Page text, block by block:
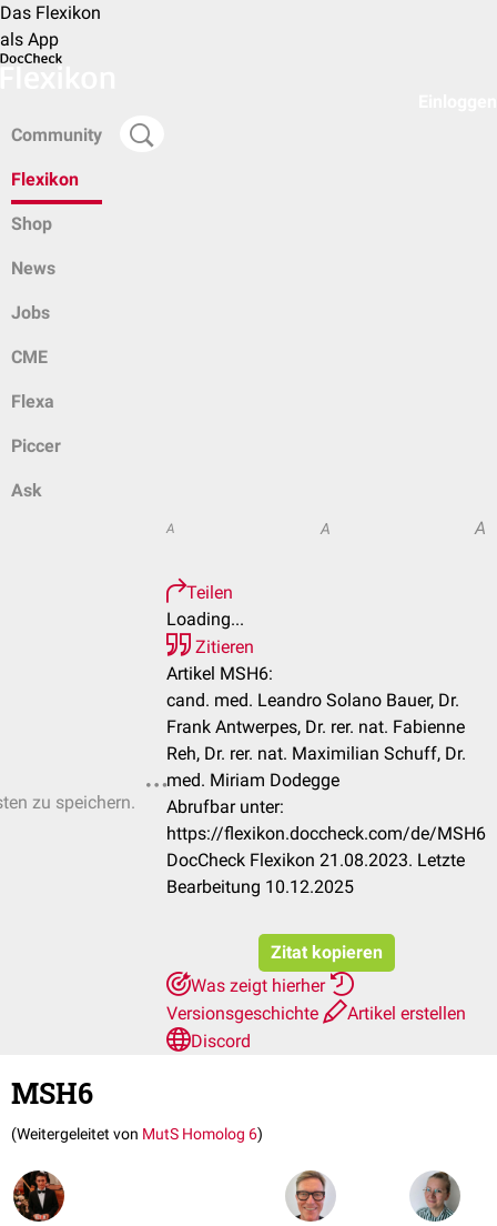
Das Flexikon
als App
Community
Flexikon
Shop
News
Jobs
CME
Flexa
Piccer
Ask
zu speichern.
A A A
Teilen
Loading...
Zitieren
Artikel MSH6:
cand. med. Leandro Solano Bauer, Dr.
Frank Antwerpes, Dr. rer. nat. Fabienne
Reh, Dr. rer. nat. Maximilian Schuff, Dr.
med. Miriam Dodegge
Abrufbar unter:
https://flexikon.doccheck.com/de/MSH6
DocCheck Flexikon 21.08.2023. Letzte
Bearbeitung 10.12.2025
Zitat kopieren
Was zeigt hierher
Versionsgeschichte
Artikel erstellen
Discord
MSH6
(Weitergeleitet von MutS Homolog 6)